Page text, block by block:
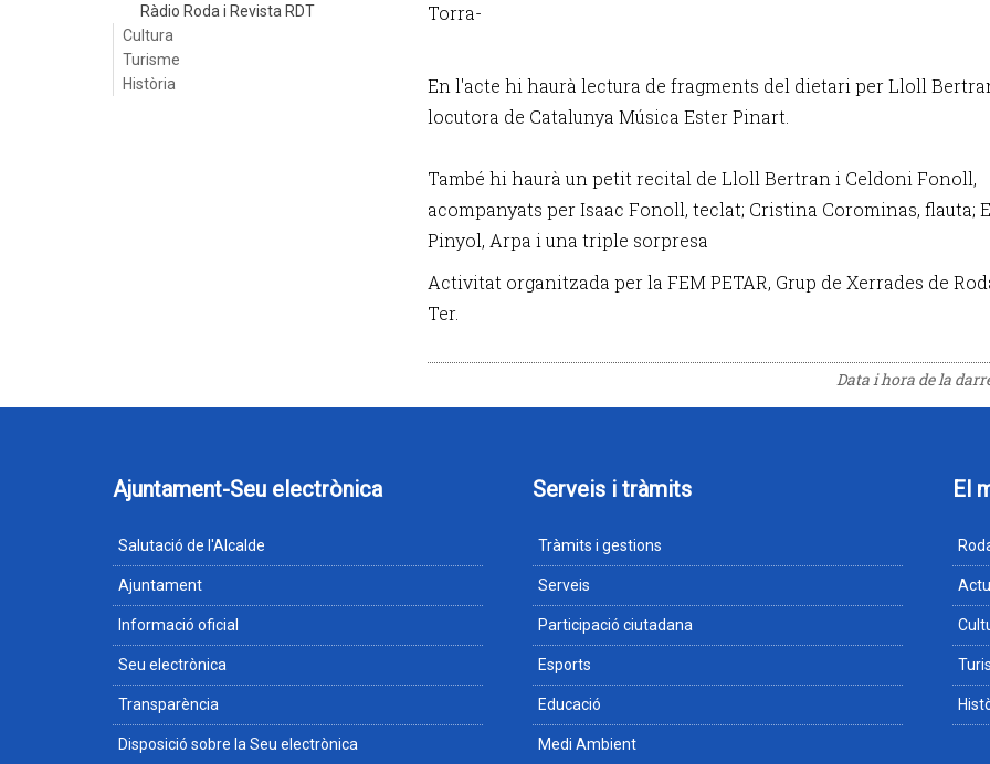
Ràdio Roda i Revista RDT
Cultura
Turisme
Història
Torra-
En l'acte hi haurà lectura de fragments del dietari per Lloll
locutora de Catalunya Música Ester Pinart.
També hi haurà un petit recital de Lloll Bertran i Celdoni Fonoll,
acompanyats per Isaac Fonoll, teclat; Cristina Corominas, flauta;
Pinyol, Arpa i una triple sorpresa
Activitat organitzada per la FEM PETAR, Grup de Xerrades de
Ter.
Data i hora de la
Ajuntament-Seu electrònica
Salutació de l'Alcalde
Ajuntament
Informació oficial
Seu electrònica
Transparència
Disposició sobre la Seu electrònica
Serveis i tràmits
Tràmits i gestions
Serveis
Participació ciutadana
Esports
Educació
Medi Ambient
El